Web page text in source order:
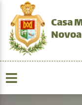
Casa
Novoa